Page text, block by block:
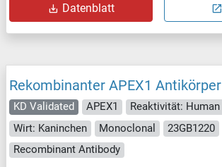
Datenblatt
Rekombinanter APEX1 Antikörper
KD Validated APEX1 Reaktivität: Human
Wirt: Kaninchen
Monoclonal 23GB1220
Recombinant Antibody